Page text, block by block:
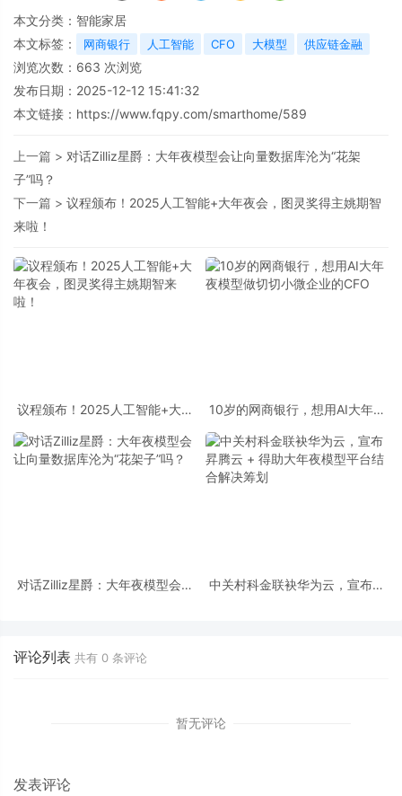
本文分类： 智能家居
本文标签：
网商银行 人工智能 CFO 大模型 供应链金融
浏览次数： 663 次浏览
发布日期：2025-12-12 15:41:32
本文链接： https://www.fqpy.com/smarthome/589
上一篇 > 对话Zilliz星爵：大年夜模型会让向量数据库沦为“花架
子”吗？
下一篇 > 议程颁布！2025人工智能+大年夜会，图灵奖得主姚期智
来啦！
议程颁布！2025人工智能+大年
10岁的网商银行，想用AI大年夜
对话Zilliz星爵：大年夜模型会让
中关村科金联袂华为云，宣布昇
评论列表 共有 0 条评论
暂无评论
发表评论